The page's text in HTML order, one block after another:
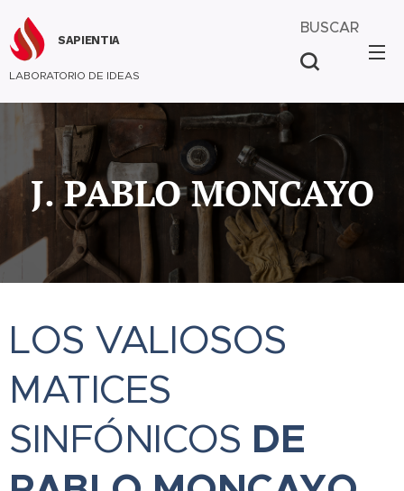
SAPIENTIA
LABORATORIO DE IDEAS
BUSCAR
J. PABLO MONCAYO
LOS VALIOSOS
MATICES
SINFÓNICOS DE